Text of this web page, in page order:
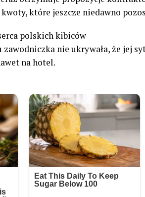
które jeszcze niedawno
polskich kibiców
nie ukrywała, że jej
na hotel.